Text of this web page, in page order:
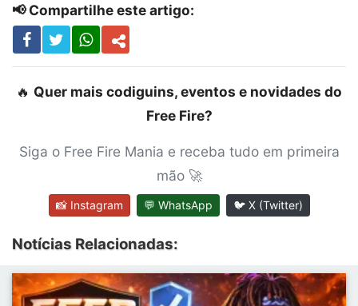
📢 Compartilhe este artigo:
🔥 Quer mais codiguins, eventos e novidades do
Free Fire?
Siga o Free Fire Mania e receba tudo em primeira
mão 🚀
📸 Instagram 💬 WhatsApp 🐦 X (Twitter)
Notícias Relacionadas: